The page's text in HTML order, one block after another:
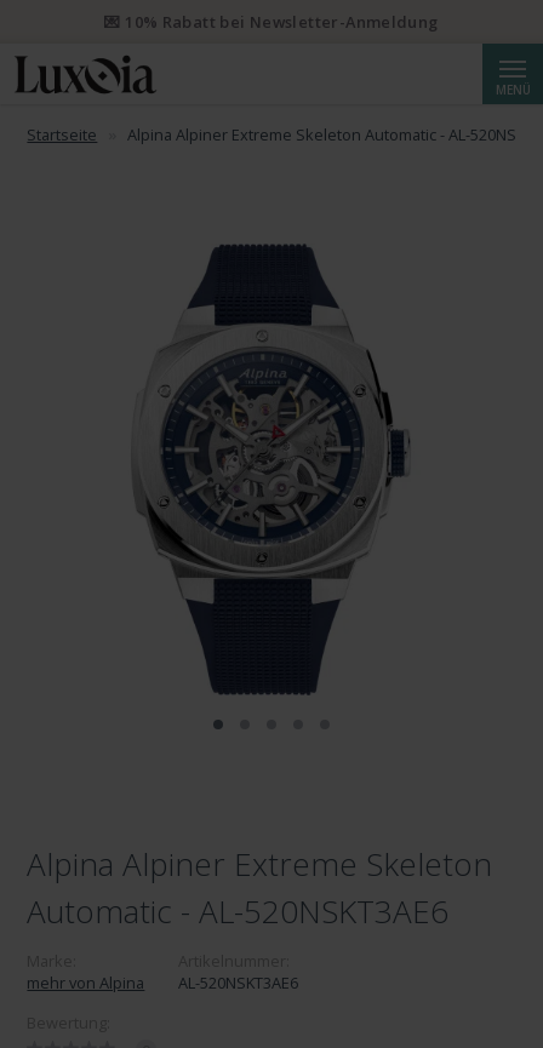
MENÜ
Startseite Alpina Alpiner Extreme Skeleton Automatic - AL-
Alpina Alpiner Extreme Skeleton
Automatic - AL-520NSKT3AE6
mehr von Alpina
AL-520NSKT3AE6
📦 Priority Versand ab CHF 50 kostenlos. Eingeschriebener Priority
Versand ab CHF 250.